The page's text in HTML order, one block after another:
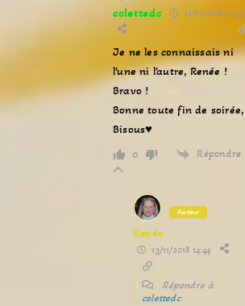
colettedc 12/11/2018 22:45
Je ne les connaissais ni
l’une ni l’autre, Renée !
Bravo !
Bonne toute fin de soirée,
Bisous♥
0 Répondre
Auteur
Renée
13/11/2018 14:44
Répondre à
colettedc